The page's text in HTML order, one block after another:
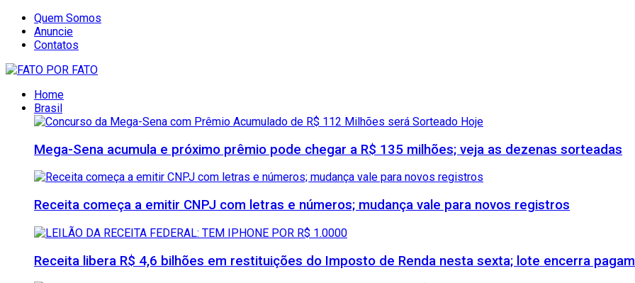
Quem Somos
Anuncie
Contatos
Home
Brasil
Mega-Sena acumula e próximo prêmio pode chegar a R$ 135 milhões; veja as dezenas sorteadas
Receita começa a emitir CNPJ com letras e números; mudança vale para novos registros
Receita libera R$ 4,6 bilhões em restituições do Imposto de Renda nesta sexta; lote encerra